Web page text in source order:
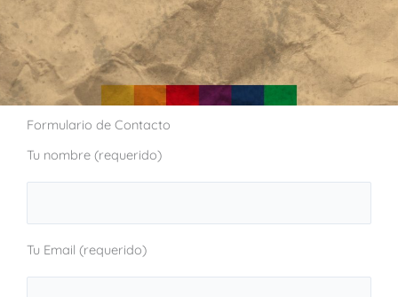
Formulario de Contacto
Tu nombre (requerido)
Tu Email (requerido)